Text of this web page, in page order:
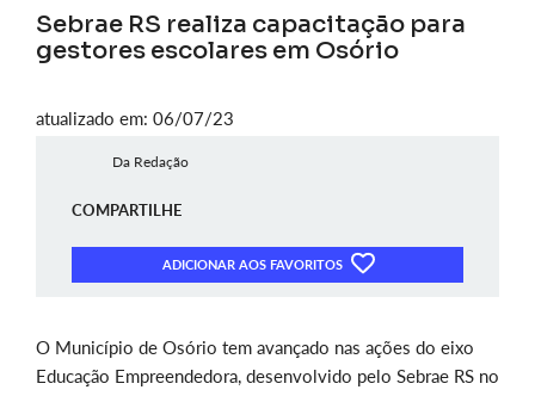
Sebrae RS realiza capacitação para
gestores escolares em Osório
atualizado em: 06/07/23
Da Redação
COMPARTILHE
ADICIONAR AOS FAVORITOS
O Município de Osório tem avançado nas ações do eixo
Educação Empreendedora, desenvolvido pelo Sebrae RS no